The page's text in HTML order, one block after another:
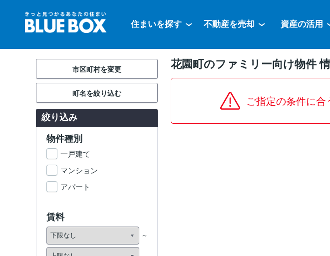
住まいを探す 不動産を売却 資産の活用
花園町のファミリー向け物件
ご指定の条件に合
市区町村を変更
町名を絞り込む
絞り込み
物件種別
一戸建て
マンション
アパート
賃料